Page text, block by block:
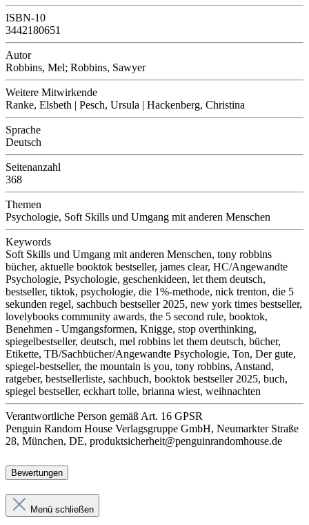
ISBN-10
3442180651
Autor
Robbins, Mel; Robbins, Sawyer
Weitere Mitwirkende
Ranke, Elsbeth | Pesch, Ursula | Hackenberg, Christina
Sprache
Deutsch
Seitenanzahl
368
Themen
Psychologie, Soft Skills und Umgang mit anderen Menschen
Keywords
Soft Skills und Umgang mit anderen Menschen, tony robbins
bücher, aktuelle booktok bestseller, james clear, HC/Angewandte
Psychologie, Psychologie, geschenkideen, let them deutsch,
bestseller, tiktok, psychologie, die 1%-methode, nick trenton, die 5
sekunden regel, sachbuch bestseller 2025, new york times bestseller,
lovelybooks community awards, the 5 second rule, booktok,
Benehmen - Umgangsformen, Knigge, stop overthinking,
spiegelbestseller, deutsch, mel robbins let them deutsch, bücher,
Etikette, TB/Sachbücher/Angewandte Psychologie, Ton, Der gute,
spiegel-bestseller, the mountain is you, tony robbins, Anstand,
ratgeber, bestsellerliste, sachbuch, booktok bestseller 2025, buch,
spiegel bestseller, eckhart tolle, brianna wiest, weihnachten
Verantwortliche Person gemäß Art. 16 GPSR
Penguin Random House Verlagsgruppe GmbH, Neumarkter Straße
28, München, DE, produktsicherheit@penguinrandomhouse.de
Bewertungen
Menü schließen